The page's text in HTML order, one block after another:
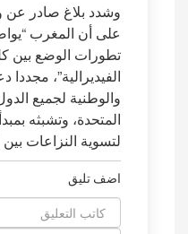
وشدد بلاغ صادر عن
على أن المغرب
تطورات الوضع بين
الفيديرالية”، مجددا
والوطنية لجميع
المتحدة، وتشبثه
لتسوية النزاعات
اضف تليق